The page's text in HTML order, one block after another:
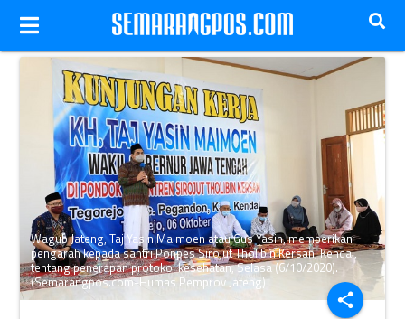
share
Wagub Jateng, Taj Yasin Maimoen atau Gus Yasin, memberikan
pengarah kepada santri Ponpes Sirojut Tholibin Kersan, Kendal,
tentang penerapan protokol kesehatan, Selasa (6/10/2020).
(Semarangpos.com-Humas Pemprov Jateng)